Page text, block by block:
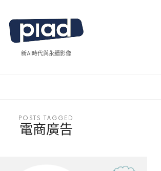
piad
拍
新AI時代與永續影像
POSTS TAGGED
電商廣告